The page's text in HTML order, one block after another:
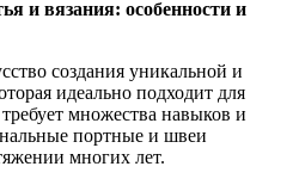
и вязания: особенности и
создания уникальной и
идеально подходит для
множества навыков и
портные и швеи
многих лет.